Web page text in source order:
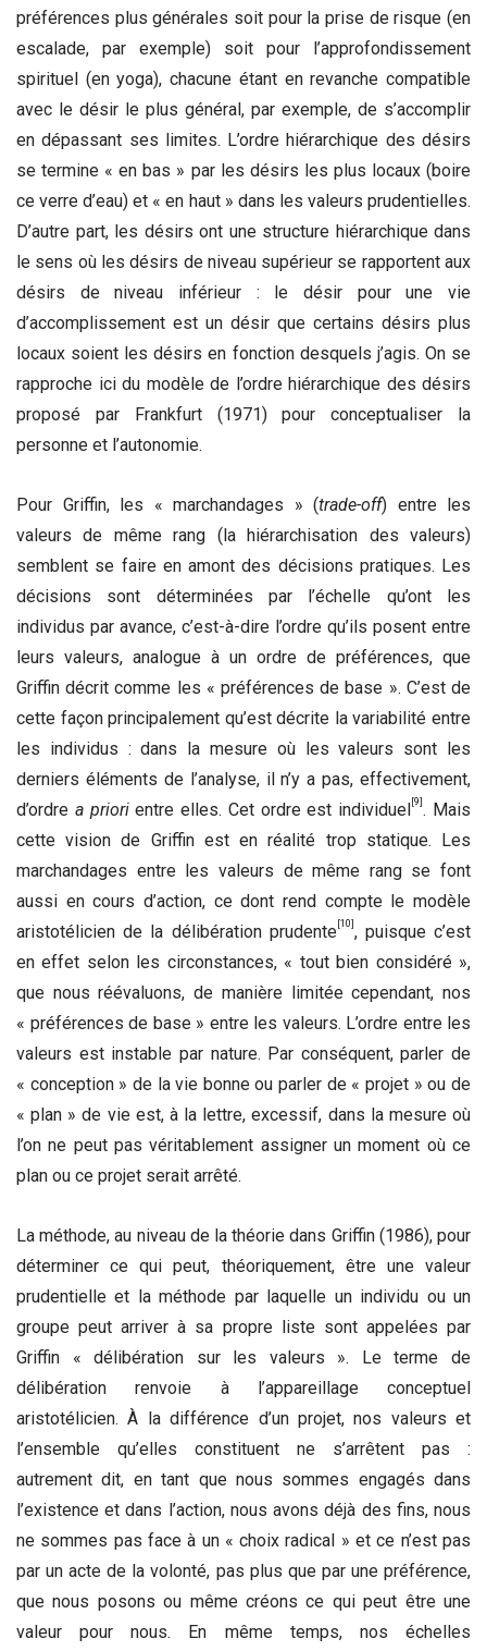
préférences plus générales soit pour la prise de risque (en
escalade, par exemple) soit pour l’approfondissement
spirituel (en yoga), chacune étant en revanche compatible
avec le désir le plus général, par exemple, de s’accomplir
en dépassant ses limites. L’ordre hiérarchique des désirs
se termine « en bas » par les désirs les plus locaux (boire
ce verre d’eau) et « en haut » dans les valeurs prudentielles.
D’autre part, les désirs ont une structure hiérarchique dans
le sens où les désirs de niveau supérieur se rapportent aux
désirs de niveau inférieur : le désir pour une vie
d’accomplissement est un désir que certains désirs plus
locaux soient les désirs en fonction desquels j’agis. On se
rapproche ici du modèle de l’ordre hiérarchique des désirs
proposé par Frankfurt (1971) pour conceptualiser la
personne et l’autonomie.
Pour Griffin, les « marchandages » (trade-off) entre les
valeurs de même rang (la hiérarchisation des valeurs)
semblent se faire en amont des décisions pratiques. Les
décisions sont déterminées par l’échelle qu’ont les
individus par avance, c’est-à-dire l’ordre qu’ils posent entre
leurs valeurs, analogue à un ordre de préférences, que
Griffin décrit comme les « préférences de base ». C’est de
cette façon principalement qu’est décrite la variabilité entre
les individus : dans la mesure où les valeurs sont les
derniers éléments de l’analyse, il n’y a pas, effectivement,
d’ordre a priorientre elles. Cet ordre est individuel [9] . Mais
cette vision de Griffin est en réalité trop statique. Les
marchandages entre les valeurs de même rang se font
aussi en cours d’action, ce dont rend compte le modèle
aristotélicien de la délibération prudente [10] , puisque c’est
en effet selon les circonstances, « tout bien considéré »,
que nous réévaluons, de manière limitée cependant, nos
« préférences de base » entre les valeurs. L’ordre entre les
valeurs est instable par nature. Par conséquent, parler de
« conception » de la vie bonne ou parler de « projet » ou de
« plan » de vie est, à la lettre, excessif, dans la mesure où
l’on ne peut pas véritablement assigner un moment où ce
plan ou ce projet serait arrêté.
La méthode, au niveau de la théorie dans Griffin (1986), pour
déterminer ce qui peut, théoriquement, être une valeur
prudentielle et la méthode par laquelle un individu ou un
groupe peut arriver à sa propre liste sont appelées par
Griffin « délibération sur les valeurs ». Le terme de
délibération renvoie à l’appareillage conceptuel
aristotélicien. À la différence d’un projet, nos valeurs et
l’ensemble qu’elles constituent ne s’arrêtent pas :
autrement dit, en tant que nous sommes engagés dans
l’existence et dans l’action, nous avons déjà des fins, nous
ne sommes pas face à un « choix radical » et ce n’est pas
par un acte de la volonté, pas plus que par une préférence,
que nous posons ou même créons ce qui peut être une
valeur pour nous. En même temps, nos échelles